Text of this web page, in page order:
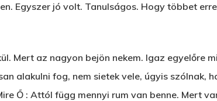
Egyszer jó volt. Tanulságos. Hogy többet
Mert az nagyon bejön nekem. Igaz egyelőre
alakulni fog, nem sietek vele, úgyis szólnak,
Ő : Attól függ mennyi rum van benne. Mert